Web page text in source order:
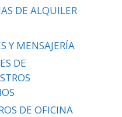
DE ALQUILER
Y MENSAJERÍA
DE
DE OFICINA